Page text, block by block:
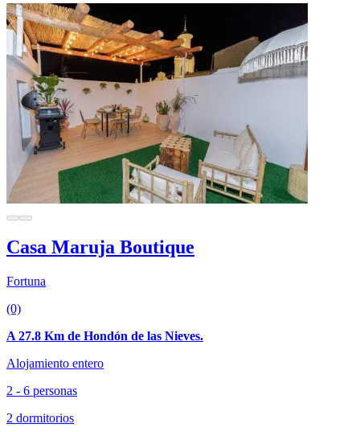
Casa Maruja Boutique
Fortuna
(0)
A 27.8 Km de Hondón de las Nieves.
Alojamiento entero
2 - 6 personas
2 dormitorios